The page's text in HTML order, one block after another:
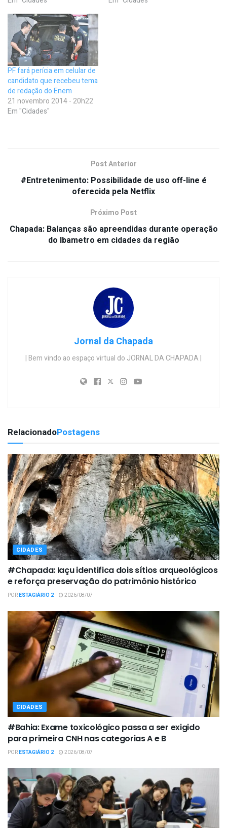
PF fará perícia em celular de
candidato que recebeu tema
de redação do Enem
21 novembro 2014 - 20h22
Em "Cidades"
Post Anterior
#Entretenimento: Possibilidade de uso off-line é
oferecida pela Netflix
Próximo Post
Chapada: Balanças são apreendidas durante operação
do Ibametro em cidades da região
Jornal da Chapada
| Bem vindo ao espaço virtual do JORNAL DA CHAPADA |
RelacionadoPostagens
CIDADES
#Chapada: Iaçu identifica dois sítios arqueológicos
e reforça preservação do patrimônio histórico
PORESTAGIÁRIO 2 2026/08/07
CIDADES
#Bahia: Exame toxicológico passa a ser exigido
para primeira CNH nas categorias A e B
PORESTAGIÁRIO 2 2026/08/07